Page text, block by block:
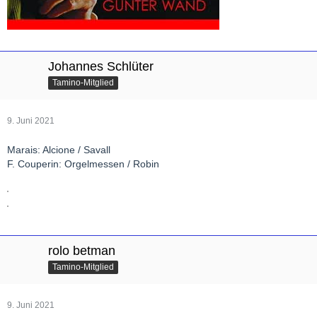
Johannes Schlüter
Tamino-Mitglied
9. Juni 2021
Marais: Alcione / Savall
F. Couperin: Orgelmessen / Robin
rolo betman
Tamino-Mitglied
9. Juni 2021